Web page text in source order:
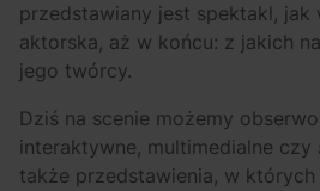
przedstawiany jest spektakl, jak
aktorska, aż w końcu: z jakich
jego twórcy.
Dziś na scenie możemy
interaktywne, multimedialne czy
także przedstawienia, w